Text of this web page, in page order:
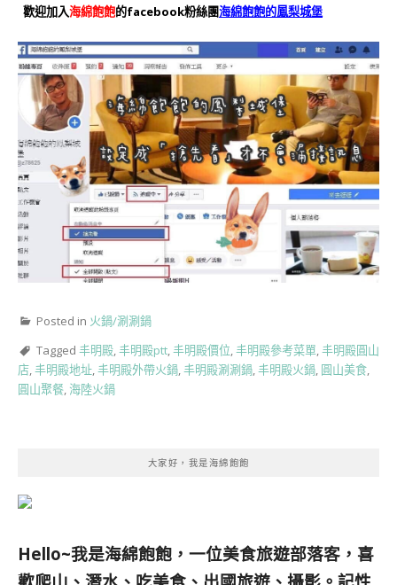
歡迎加入海綿飽飽的facebook粉絲團海綿飽飽的鳳梨城堡
Posted in 火鍋/涮涮鍋
Tagged 丰明殿 丰明殿ptt 丰明殿價位 丰明殿參考菜單 ​​​​​​​丰明殿圓山
店 丰明殿地址 丰明殿外帶火鍋 丰明殿涮涮鍋 丰明殿火鍋 圓山美食
圓山聚餐 海陸火鍋
大家好，我是海綿飽飽
Hello~我是海綿飽飽，一位美食旅遊部落客， 喜